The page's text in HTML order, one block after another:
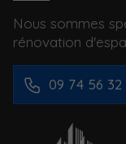
Nous sommes
rénovation
09 74 56 32